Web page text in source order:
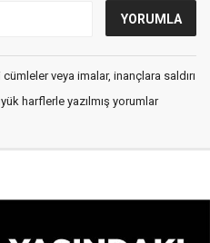
veya imalar, inançlara saldırı
harflerle yazılmış yorumlar